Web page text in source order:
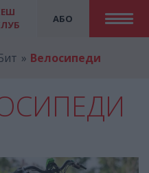
АБО
Велосипеди